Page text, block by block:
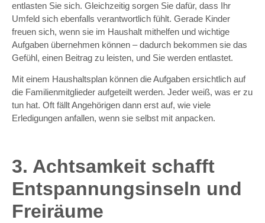
entlasten Sie sich. Gleichzeitig sorgen Sie dafür, dass Ihr
Umfeld sich ebenfalls verantwortlich fühlt. Gerade Kinder
freuen sich, wenn sie im Haushalt mithelfen und wichtige
Aufgaben übernehmen können – dadurch bekommen sie das
Gefühl, einen Beitrag zu leisten, und Sie werden entlastet.
Mit einem Haushaltsplan können die Aufgaben ersichtlich auf
die Familienmitglieder aufgeteilt werden. Jeder weiß, was er zu
tun hat. Oft fällt Angehörigen dann erst auf, wie viele
Erledigungen anfallen, wenn sie selbst mit anpacken.
3. Achtsamkeit schafft
Entspannungsinseln und
Freiräume